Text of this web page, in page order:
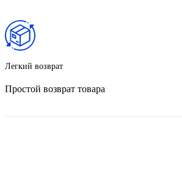
Легкий возврат
Простой возврат товара